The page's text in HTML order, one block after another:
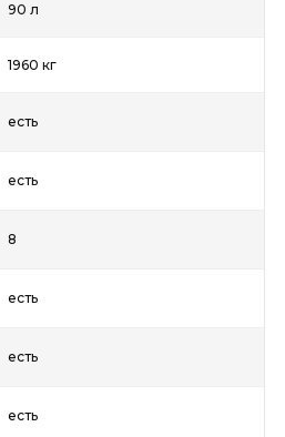
90 л
1960 кг
есть
есть
8
есть
есть
есть